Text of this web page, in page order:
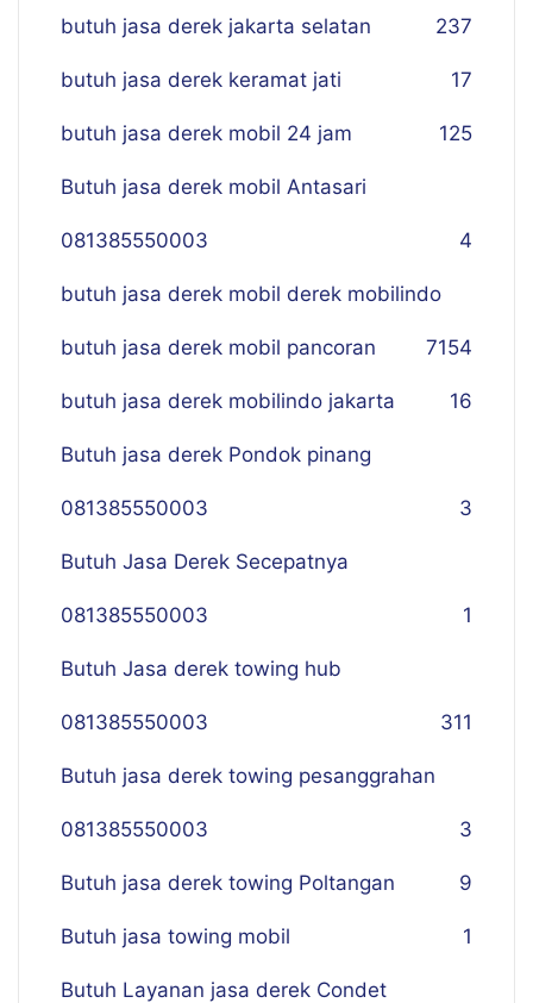
butuh jasa derek jakarta selatan 237
butuh jasa derek keramat jati 17
butuh jasa derek mobil 24 jam 125
Butuh jasa derek mobil Antasari
081385550003 4
butuh jasa derek mobil derek mobilindo
154
butuh jasa derek mobil pancoran 7
butuh jasa derek mobilindo jakarta 16
Butuh jasa derek Pondok pinang
081385550003 3
Butuh Jasa Derek Secepatnya
081385550003 1
Butuh Jasa derek towing hub
081385550003 311
Butuh jasa derek towing pesanggrahan
081385550003 3
Butuh jasa derek towing Poltangan 9
Butuh jasa towing mobil 1
Butuh Layanan jasa derek Condet